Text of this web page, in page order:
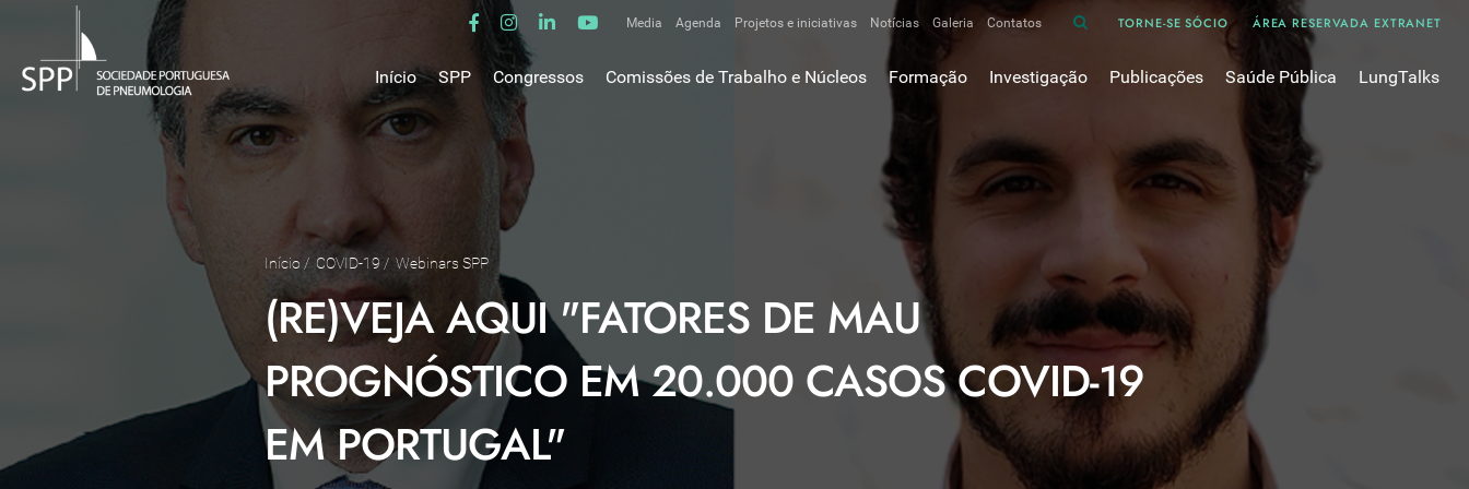
Media
Comunicados de imprensa
Agenda Projetos e iniciativas Notícias Galeria Contatos TORNE-SE SÓCIO ÁREA RESERVADA EXTRANET
Início SPP
Mensagem do Presidente
Estrutura
Estatutos
Núcleo Museológico
Parceiros
Como tornar-se sócio
Medalhas de ouro SPP
Congressos Comissões de Trabalho e Núcleos
Doenças Ocupacionais e do Ambiente
Fisiopatologia Respiratória e DPOC
Infecciologia Respiratória
Formação
Escola da Ciência
E-learnings
Hot Topics em Pneumologia
Fórum das Comissões de Trabalho
Outros cursos
Investigação
Bases de dados
Prémios e Bolsas
Publicações
Divulgação
Oxigénio
Revistas Científicas
Pesquisa Bibliográfica
Arquivo
50 anos Sociedade Portuguesa de Pneumologia
Livros Publicados
Saúde Pública
Cancro do pulmão
Cuidados Respiratórios Domiciliários
Dispositivos Inalatórios
DPOC
Pneumonia
Sono
Tabagismo
Tuberculose
LungTalks
Início / COVID-19 / Webinars SPP
(RE)VEJA AQUI "FATORES DE MAU
PROGNÓSTICO EM 20.000 CASOS COVID-19
EM PORTUGAL"